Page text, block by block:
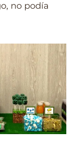
no podía